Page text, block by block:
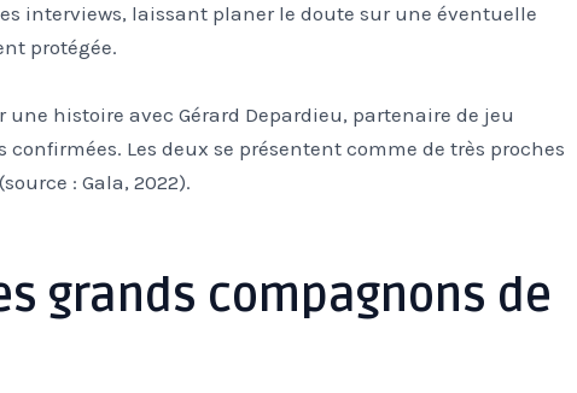
interviews, laissant planer le doute sur une éventuelle
protégée.
histoire avec Gérard Depardieu, partenaire de jeu
Les deux se présentent comme de très proches
: Gala, 2022).
grands compagnons de